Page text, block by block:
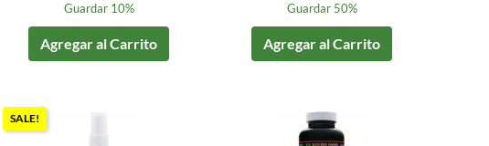
Guardar 10%
Agregar al Carrito
Guardar 50%
Agregar al Carrito
SALE!